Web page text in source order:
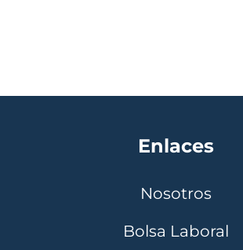
Enlaces
Nosotros
Bolsa Laboral